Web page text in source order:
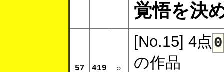
覚悟を決
57 419 ○
[No.15] 4点 0
の作品